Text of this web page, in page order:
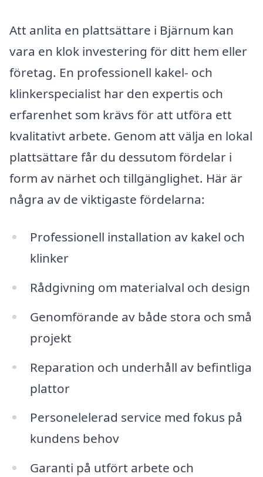
Att anlita en plattsättare i Bjärnum kan
vara en klok investering för ditt hem eller
företag. En professionell kakel- och
klinkerspecialist har den expertis och
erfarenhet som krävs för att utföra ett
kvalitativt arbete. Genom att välja en lokal
plattsättare får du dessutom fördelar i
form av närhet och tillgänglighet. Här är
några av de viktigaste fördelarna:
Professionell installation av kakel och
klinker
Rådgivning om materialval och design
Genomförande av både stora och små
projekt
Reparation och underhåll av befintliga
plattor
Personelelerad service med fokus på
kundens behov
Garanti på utfört arbete och